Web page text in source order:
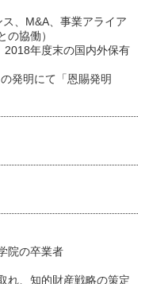
、M&A、事業アライア
協働）
2018年度末の国内外保有
発明にて「恩賜発明
院の卒業者
れ、知的財産戦略の策定